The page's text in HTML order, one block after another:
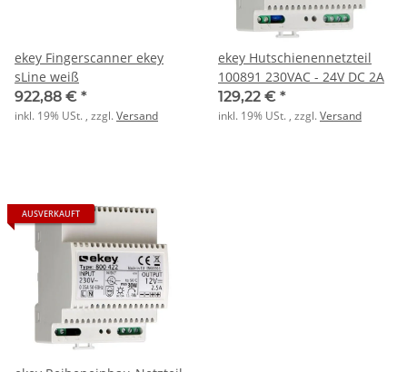
ekey Fingerscanner ekey
sLine weiß
922,88 € *
inkl. 19% USt. , zzgl.Versand
ekey Hutschienennetzteil
100891 230VAC - 24V DC 2A
129,22 € *
inkl. 19% USt. , zzgl.Versand
AUSVERKAUFT